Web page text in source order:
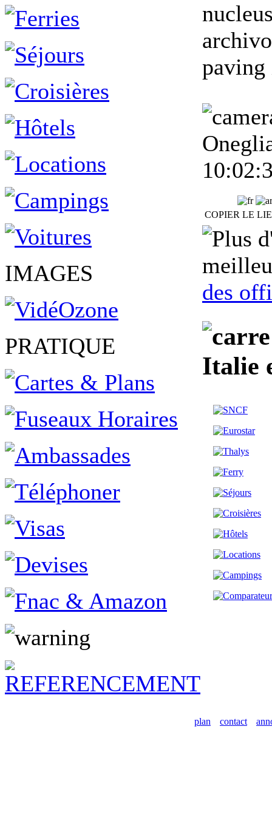
IMAGES
PRATIQUE
COPIER LE
des
Italie
plan contact